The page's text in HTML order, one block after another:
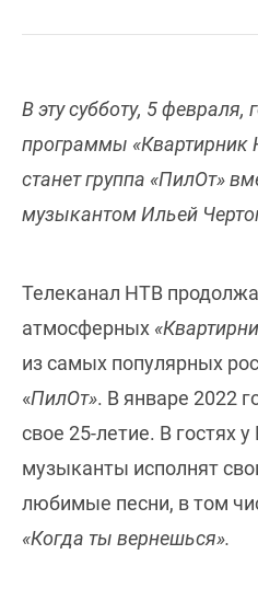
В эту субботу, 5 февраля,
программы «Квартирник
станет группа «ПилОт»
музыкантом Ильей
Телеканал НТВ
атмосферных
из самых популярных
«ПилОт». В январе 2022
свое 25-летие. В гостях
музыканты исполнят
любимые песни, в том
«Когда ты вернешься».